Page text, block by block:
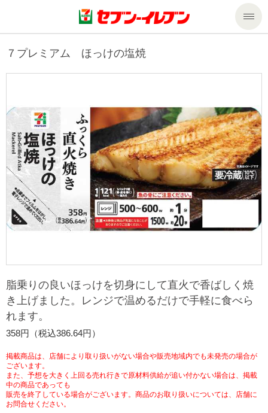
商品のご案内
今週の新商品
来週の新商品
商品カテゴリ一覧
セブンプレミアム
ギフト
プリペイドカード・金券
ニンテンドー・ダウンロードカード
サービス
サービストップ
nanacoトップ
マルチコピー機でできること
コピー
プリント
スキャン
ファクス
宅配便
切手・はがき・印紙
セブン銀行ATM
ご利用可能なお支払い方法
チケットサービス
セブンチケット
イープラス
セブン‐イレブンでお受取り
セブンネットショッピング
企業情報
企業情報トップ
ニュースリリース
企業理念
会社概要
貸借対照表・損益計算書
沿革
私たちの取組み
サステナビリティ
セブン＆アイ・ホールディングスの重点課題
サステナビリティ活動基本方針
サステナビリティ推進体制
GREEN CHALLENGE 2050
加盟店オーナー募集 物件募集・購入
アルバイト情報
店舗検索
お問い合わせ
Language
７プレミアム ほっけの塩焼
脂乗りの良いほっけを切身にして直火で香ばしく焼
き上げました。レンジで温めるだけで手軽に食べら
れます。
358円（税込386.64円）
掲載商品は、店舗により取り扱いがない場合や販売地域内でも未発売の場合が
ございます。
また、予想を大きく上回る売れ行きで原材料供給が追い付かない場合は、掲載
中の商品であっても
販売を終了している場合がございます。商品のお取り扱いについては、店舗に
お問合せください。